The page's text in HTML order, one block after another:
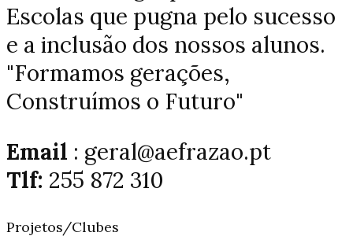
Escolas que pugna pelo sucesso
e a inclusão dos nossos alunos.
"Formamos gerações,
Construímos o Futuro"
Email : geral@aefrazao.pt
Tlf: 255 872 310
Projetos/Clubes